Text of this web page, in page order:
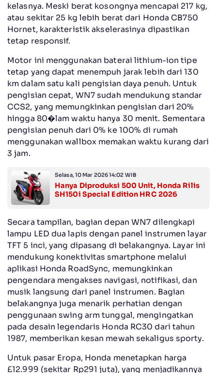
kelasnya. Meski berat kosongnya mencapai 217 kg,
atau sekitar 25 kg lebih berat dari Honda CB750
Hornet, karakteristik akselerasinya dipastikan
tetap responsif.
Motor ini menggunakan baterai lithium-ion tipe
tetap yang dapat menempuh jarak lebih dari 130
km dalam satu kali pengisian daya penuh. Untuk
pengisian cepat, WN7 sudah mendukung standar
CCS2, yang memungkinkan pengisian dari 20%
hingga 80�lam waktu hanya 30 menit. Sementara
pengisian penuh dari 0% ke 100% di rumah
menggunakan wallbox memakan waktu kurang dari
3 jam.
Selasa, 10 Mar 2026 14:02 WIB
Hanya Diproduksi 500 Unit, Honda Rilis
SH150i Special Edition HRC 2026
Secara tampilan, bagian depan WN7 dilengkapi
lampu LED dua lapis dengan panel instrumen layar
TFT 5 inci, yang dipasang di belakangnya. Layar ini
mendukung konektivitas smartphone melalui
aplikasi Honda RoadSync, memungkinkan
pengendara mengakses navigasi, notifikasi, dan
musik langsung dari panel instrumen. Bagian
belakangnya juga menarik perhatian dengan
penggunaan swing arm tunggal, mengingatkan
pada desain legendaris Honda RC30 dari tahun
1987, memberikan kesan mewah sekaligus sporty.
Untuk pasar Eropa, Honda menetapkan harga
£12.999 (sekitar Rp291 juta), yang menjadikannya